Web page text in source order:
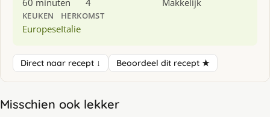
KEUKEN
Europese
HERKOMST
Italie
Direct naar recept ↓ Beoordeel dit recept ★
Misschien ook lekker